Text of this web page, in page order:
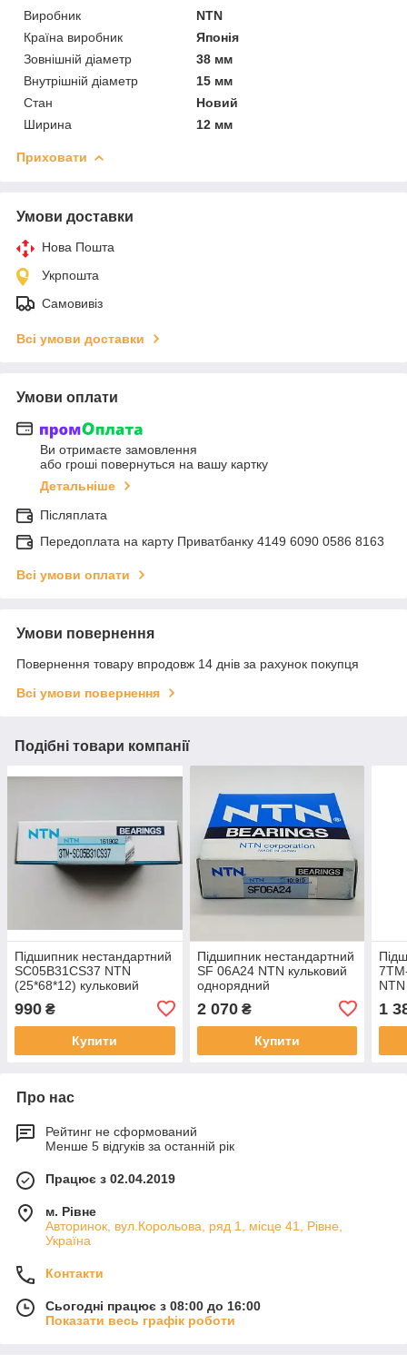
Виробник
NTN
Країна виробник
Японія
Зовнішній діаметр
38 мм
Внутрішній діаметр
15 мм
Стан
Новий
Ширина
12 мм
Приховати
Умови доставки
Нова Пошта
Укрпошта
Самовивіз
Всі умови доставки
Умови оплати
Ви отримаєте замовлення
або гроші повернуться на вашу картку
Детальніше
Післяплата
Передоплата на карту Приватбанку 4149 6090 0586 8163
Всі умови оплати
Умови повернення
Повернення товару впродовж 14 днів за рахунок покупця
Всі умови повернення
Подібні товари компанії
Підшипник нестандартний
SC05B31CS37 NTN
(25*68*12) кульковий
990 ₴
Купити
Підшипник нестандартний
SF 06A24 NTN кульковий
однорядний
2 070₴
Купити
1
Про нас
Рейтинг не сформований
Менше 5 відгуків за останній рік
Працює з 02.04.2019
м. Рівне
Авторинок, вул.Корольова, ряд 1, місце 41, Рівне,
Україна
Контакти
Сьогодні працює з 08:00 до 16:00
Показати весь графік роботи